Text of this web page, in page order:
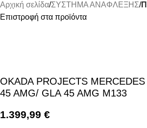
Αρχική σελίδα ΣΥΣΤΗΜΑ ΑΝΑΦΛΕΞΗΣ
Επιστροφή στα προϊόντα
OKADA PROJECTS
45 AMG/ GLA 45 AMG M133
1.399,99 €